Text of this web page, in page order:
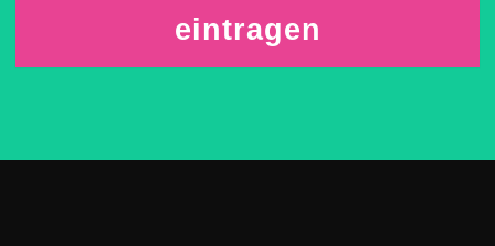
eintragen